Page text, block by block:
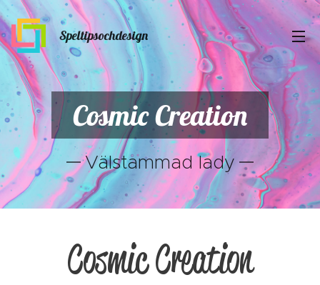
Speltipsochdesign
Cosmic Creation
Välstammad lady
Cosmic Creation